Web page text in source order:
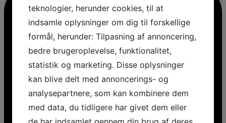
teknologier, herunder cookies, til at
indsamle oplysninger om dig til forskellige
formål, herunder: Tilpasning af annoncering,
bedre brugeroplevelse, funktionalitet,
statistik og marketing. Disse oplysninger
kan blive delt med annoncerings- og
analysepartnere, som kan kombinere dem
med data, du tidligere har givet dem eller